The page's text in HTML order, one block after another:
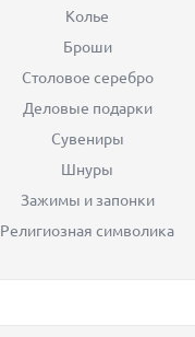
Колье
Броши
Столовое серебро
Деловые подарки
Сувениры
Шнуры
Зажимы и запонки
Религиозная символика